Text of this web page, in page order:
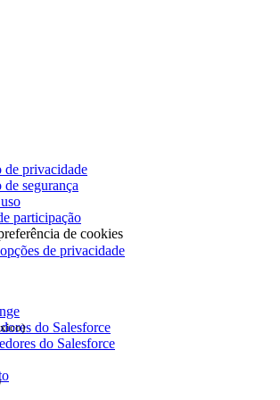
de privacidade
segurança
participação
de cookies
de privacidade
do Salesforce
do Salesforce